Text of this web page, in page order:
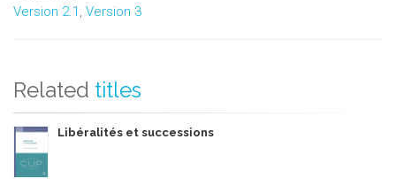
Version 2.1 Version 3
Related titles
Libéralités et successions